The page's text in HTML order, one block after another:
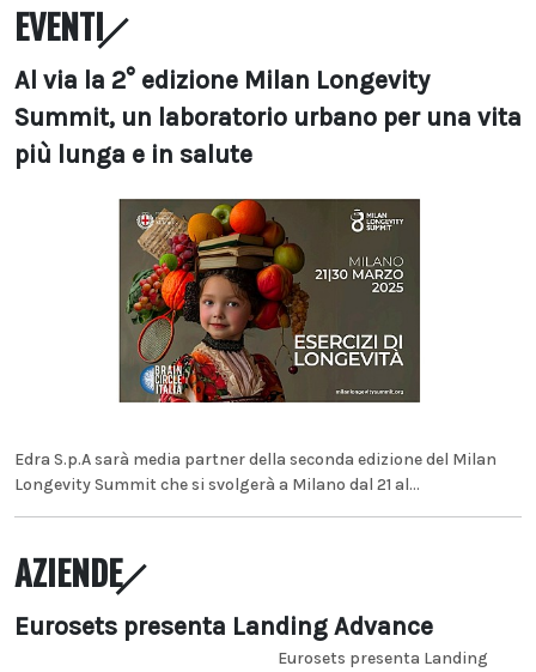
EVENTI
Al via la 2° edizione Milan Longevity
Summit, un laboratorio urbano per una vita
più lunga e in salute
Edra S.p.A sarà media partner della seconda edizione del Milan
Longevity Summit che si svolgerà a Milano dal 21 al...
AZIENDE
Eurosets presenta Landing Advance
Eurosets presenta Landing